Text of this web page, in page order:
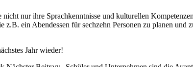
nur ihre Sprachkenntnisse und kulturellen
ein Abendessen für sechzehn Personen zu planen und
Jahr wieder!